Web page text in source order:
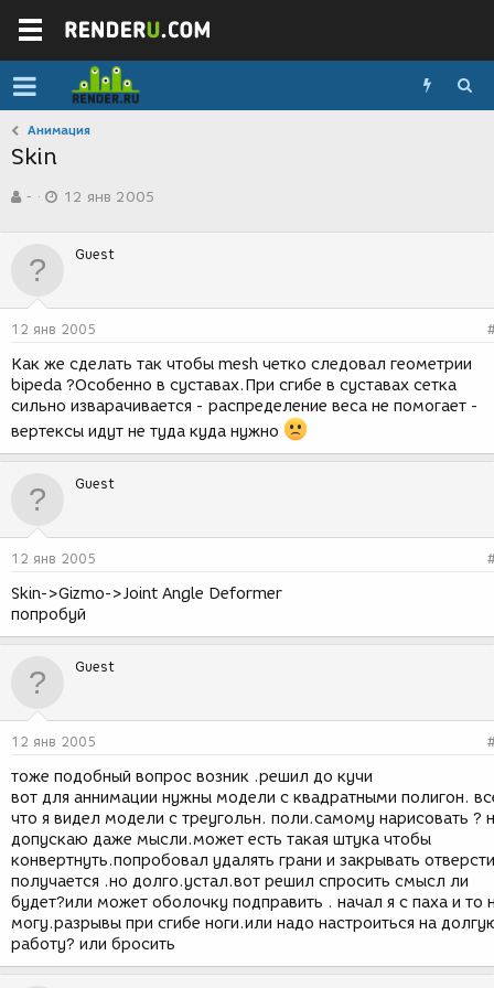
Анимация
Skin
в
р
м
-
а
д
н
и
я
12 янв 2005
Guest
12 янв 2005
Как же сделать так чтобы mesh четко следовал геометрии
bipeda ?Особенно в суставах.При сгибе в суставах сетка
сильно изварачивается - распределение веса не помогает -
вертексы идут не туда куда нужно
Guest
12 янв 2005
Skin->Gizmo->Joint Angle Deformer
попробуй
Guest
12 янв 2005
тоже подобный вопрос возник .решил до кучи
вот для аннимации нужны модели с квадратными полигон.
что я видел модели с треугольн. поли.самому нарисовать ?
допускаю даже мысли.может есть такая штука чтобы
конвертнуть.попробовал удалять грани и закрывать
получается .но долго.устал.вот решил спросить смысл ли
будет?или может оболочку подправить . начал я с паха и то
могу.разрывы при сгибе ноги.или надо настроиться на
работу? или бросить